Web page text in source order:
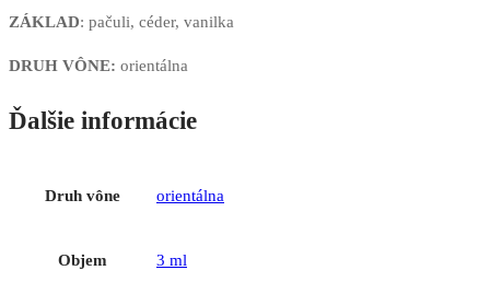
ZÁKLAD: pačuli, céder, vanilka
DRUH VÔNE: orientálna
Ďalšie informácie
Druh vône orientálna
Objem 3 ml